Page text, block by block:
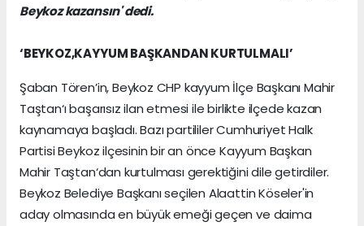
Beykoz kazansın' dedi.
‘BEYKOZ,KAYYUM BAŞKANDAN KURTULMALI’
Şaban Tören’in, Beykoz CHP kayyum İlçe Başkanı Mahir
Taştan‘ı başarısız ilan etmesi ile birlikte ilçede kazan
kaynamaya başladı. Bazı partililer Cumhuriyet Halk
Partisi Beykoz ilçesinin bir an önce Kayyum Başkan
Mahir Taştan‘dan kurtulması gerektiğini dile getirdiler.
Beykoz Belediye Başkanı seçilen Alaattin Köseler'in
aday olmasında en büyük emeği geçen ve daima